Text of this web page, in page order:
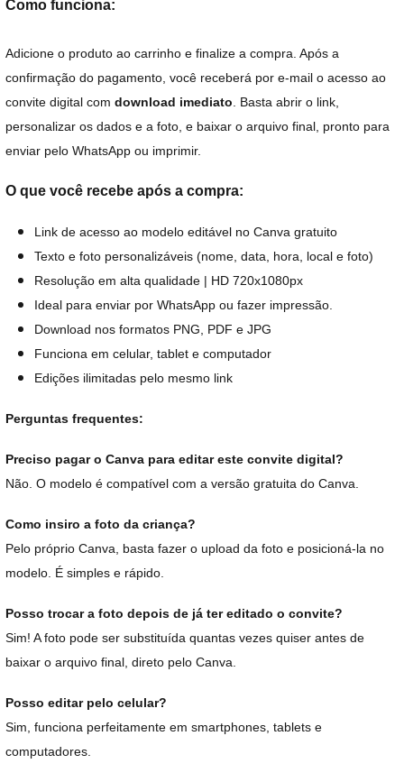
Como funciona:
Adicione o produto ao carrinho e finalize a compra. Após a
confirmação do pagamento, você receberá por e-mail o acesso ao
convite digital com download imediato . Basta abrir o link,
personalizar os dados e a foto, e baixar o arquivo final, pronto para
enviar pelo WhatsApp ou imprimir.
O que você recebe após a compra:
Link de acesso ao modelo editável no Canva gratuito
Texto e foto personalizáveis (nome, data, hora, local e foto)
Resolução em alta qualidade | HD 720x1080px
Ideal para enviar por WhatsApp ou fazer impressão.
Download nos formatos PNG, PDF e JPG
Funciona em celular, tablet e computador
Edições ilimitadas pelo mesmo link
Perguntas frequentes:
Preciso pagar o Canva para editar este convite digital?
Não. O modelo é compatível com a versão gratuita do Canva.
Como insiro a foto da criança?
Pelo próprio Canva, basta fazer o upload da foto e posicioná-la no
modelo. É simples e rápido.
Posso trocar a foto depois de já ter editado o convite?
Sim! A foto pode ser substituída quantas vezes quiser antes de
baixar o arquivo final, direto pelo Canva.
Posso editar pelo celular?
Sim, funciona perfeitamente em smartphones, tablets e
computadores.